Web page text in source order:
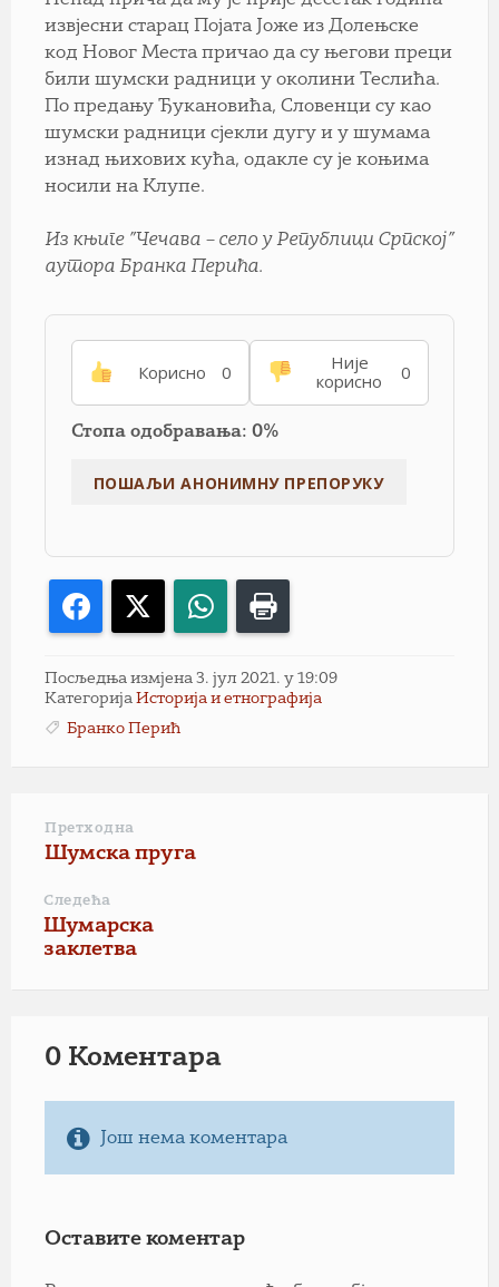
извјесни старац Појата Јоже из Долењске
код Новог Места причао да су његови преци
били шумски радници у околини Теслића.
По предању Ђукановића, Словенци су као
шумски радници сјекли дугу и у шумама
изнад њихових кућа, одакле су је коњима
носили на Клупе.
Из књиге ”Чечава – село у Републици Српској”
аутора Бранка Перића.
Корисно 0
Није
корисно
0
Стопа одобравања: 0%
Facebook WhatsApp
Посљедња измјена 3. јул 2021. у 19:09
Категорија Историја и етнографија
Бранко Перић
Претходна
Шумска пруга
Следећа
Шумарска
заклетва
0 Коментарa
Још нема коментара
Оставите коментар